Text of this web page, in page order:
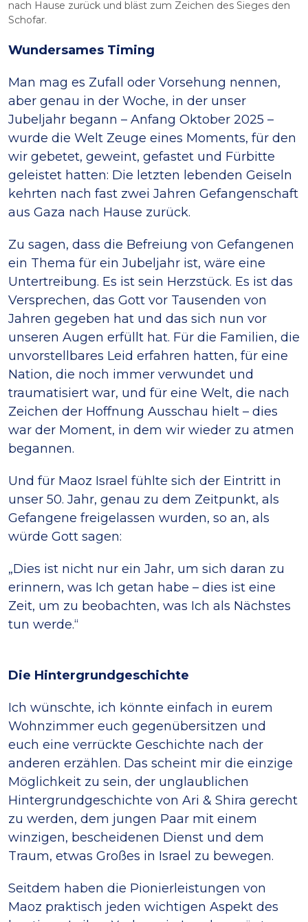
nach Hause zurück und bläst zum Zeichen des Sieges den
Schofar.
Wundersames Timing
Man mag es Zufall oder Vorsehung nennen,
aber genau in der Woche, in der unser
Jubeljahr begann – Anfang Oktober 2025 –
wurde die Welt Zeuge eines Moments, für den
wir gebetet, geweint, gefastet und Fürbitte
geleistet hatten: Die letzten lebenden Geiseln
kehrten nach fast zwei Jahren Gefangenschaft
aus Gaza nach Hause zurück.
Zu sagen, dass die Befreiung von Gefangenen
ein Thema für ein Jubeljahr ist, wäre eine
Untertreibung. Es ist sein Herzstück. Es ist das
Versprechen, das Gott vor Tausenden von
Jahren gegeben hat und das sich nun vor
unseren Augen erfüllt hat. Für die Familien, die
unvorstellbares Leid erfahren hatten, für eine
Nation, die noch immer verwundet und
traumatisiert war, und für eine Welt, die nach
Zeichen der Hoffnung Ausschau hielt – dies
war der Moment, in dem wir wieder zu atmen
begannen.
Und für Maoz Israel fühlte sich der Eintritt in
unser 50. Jahr, genau zu dem Zeitpunkt, als
Gefangene freigelassen wurden, so an, als
würde Gott sagen:
„Dies ist nicht nur ein Jahr, um sich daran zu
erinnern, was Ich getan habe – dies ist eine
Zeit, um zu beobachten, was Ich als Nächstes
tun werde.“
Die Hintergrundgeschichte
Ich wünschte, ich könnte einfach in eurem
Wohnzimmer euch gegenübersitzen und
euch eine verrückte Geschichte nach der
anderen erzählen. Das scheint mir die einzige
Möglichkeit zu sein, der unglaublichen
Hintergrundgeschichte von Ari & Shira gerecht
zu werden, dem jungen Paar mit einem
winzigen, bescheidenen Dienst und dem
Traum, etwas Großes in Israel zu bewegen.
Seitdem haben die Pionierleistungen von
Maoz praktisch jeden wichtigen Aspekt des